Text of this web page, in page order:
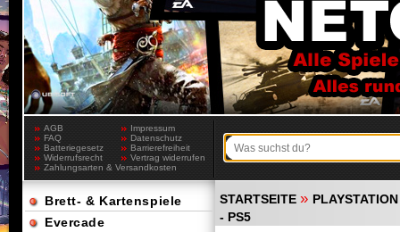
AGB
Impressum
FAQ
Datenschutz
Batteriegesetz
Barrierefreiheit
Widerrufsrecht
Vertrag widerrufen
Zahlungsarten & Versandkosten
STARTSEITE »
- PS5
Brett- & Kartenspiele
Evercade